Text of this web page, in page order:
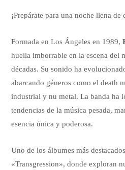
¡Prepárate para una noche llena
Formada en Los Ángeles en 1989,
huella imborrable en la escena del
décadas. Su sonido ha
abarcando géneros como el death
industrial y nu metal. La banda ha
tendencias de la música pesada,
esencia única y poderosa.
Uno de los álbumes más
«Transgression», donde exploran